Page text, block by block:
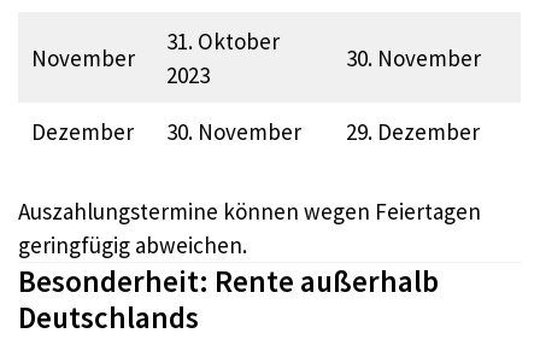
November
31. Oktober
2023
30. November
Dezember 30. November 29. Dezember
Auszahlungstermine können wegen Feiertagen
geringfügig abweichen.
Besonderheit: Rente außerhalb
Deutschlands